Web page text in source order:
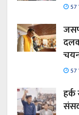
57
57
हर्क